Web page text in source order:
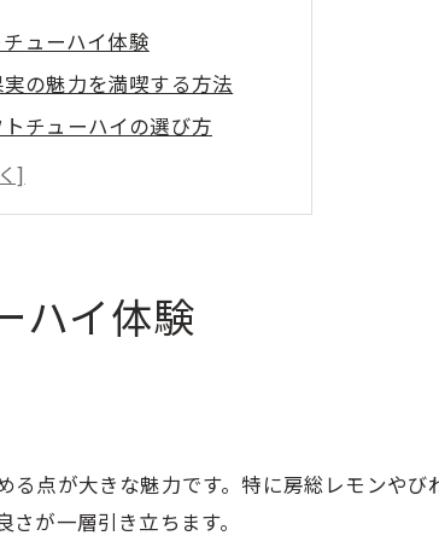
ューハイ体験
の魅力を満喫する方法
チューハイの選び方
ハイの特徴を解説
ューハイの楽しみ方
ハイの魅力
素材の美味しさを再発見
を実感するポイント
トチューハイを提案
ハイ体験
点が大きな魅力です。特に房総レモンやび
が一層引き立ちます。